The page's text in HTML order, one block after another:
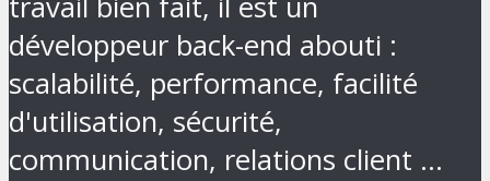
développeur back-end abouti :
scalabilité, performance, facilité
d'utilisation, sécurité,
communication, relations client ...